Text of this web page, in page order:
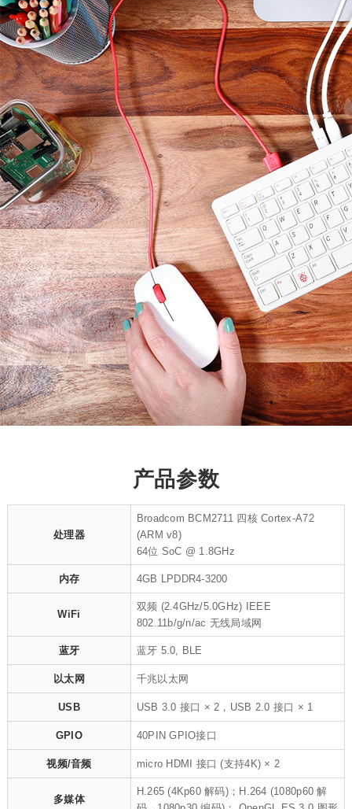
产品参数
处理器
Broadcom BCM2711 四核 Cortex-A72
(ARM v8)
64位 SoC @ 1.8GHz
内存 4GB LPDDR4-3200
WiFi
双频 (2.4GHz/5.0GHz) IEEE
802.11b/g/n/ac 无线局域网
蓝牙 蓝牙 5.0, BLE
以太网 千兆以太网
USB USB 3.0 接口 × 2，USB 2.0 接口 × 1
GPIO 40PIN GPIO接口
视频/音频 micro HDMI 接口 (支持4K) × 2
多媒体
H.265 (4Kp60 解码)；H.264 (1080p60 解